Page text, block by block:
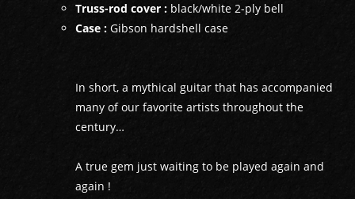
Truss-rod cover : black/white 2-ply bell
Case : Gibson hardshell case
In short, a mythical guitar that has accompanied
many of our favorite artists throughout the
century…
A true gem just waiting to be played again and
again !